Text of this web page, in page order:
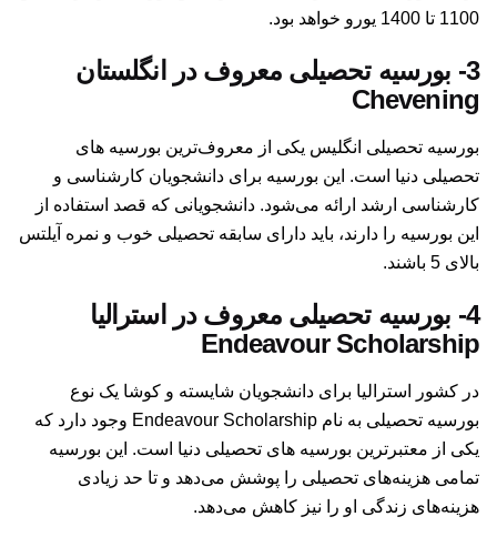
1100 تا 1400 یورو خواهد بود.
3- بورسیه تحصیلی معروف در انگلستان
Chevening
بورسیه تحصیلی انگلیس یکی از معروف‌ترین بورسیه های
تحصیلی دنیا است. این بورسیه برای دانشجویان کارشناسی و
کارشناسی ارشد ارائه می‌شود. دانشجویانی که قصد استفاده از
این بورسیه را دارند، باید دارای سابقه تحصیلی خوب و نمره آیلتس
بالای 5 باشند.
4- بورسیه تحصیلی معروف در استرالیا
Endeavour Scholarship
در کشور استرالیا برای دانشجویان شایسته و کوشا یک نوع
بورسیه تحصیلی به نام Endeavour Scholarship وجود دارد که
یکی از معتبرترین بورسیه های تحصیلی دنیا است. این بورسیه
تمامی هزینه‌های تحصیلی را پوشش می‌دهد و تا حد زیادی
هزینه‌های زندگی او را نیز کاهش می‌دهد.